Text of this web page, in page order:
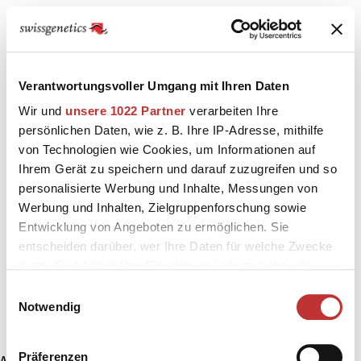
Verantwortungsvoller Umgang mit Ihren Daten
Wir und unsere 1022 Partner verarbeiten Ihre
persönlichen Daten, wie z. B. Ihre IP-Adresse, mithilfe
von Technologien wie Cookies, um Informationen auf
Ihrem Gerät zu speichern und darauf zuzugreifen und so
personalisierte Werbung und Inhalte, Messungen von
Werbung und Inhalten, Zielgruppenforschung sowie
Entwicklung von Angeboten zu ermöglichen. Sie
entscheiden darüber, wer Ihre Daten für welche Zwecke
Trigger Symbol ändern oder widerrufen
Notwendig
Präferenzen